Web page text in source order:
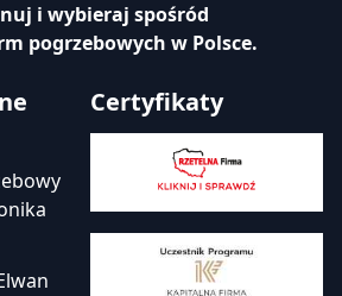
i wybieraj spośród
pogrzebowych w Polsce.
Certyfikaty